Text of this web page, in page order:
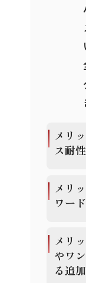
メリ
ス耐
メリ
ワー
メリ
やワ
る追